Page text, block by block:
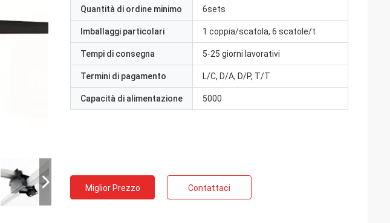
Quantità di ordine minimo 6sets
Imballaggi particolari 1 coppia/scatola, 6 scatole/t
Tempi di consegna 5-25 giorni lavorativi
Termini di pagamento L/C, D/A, D/P, T/T
Capacità di alimentazione 5000
Miglior Prezzo Contattaci